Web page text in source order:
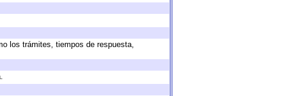
los trámites, tiempos de respuesta,